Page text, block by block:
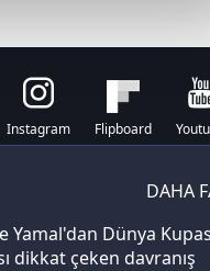
ve sizlere yönelik
detaylı bilgi için Ayarlar
ve sitemizde ilgili
Instagram Flipboard
DAHA
Yamal'dan Dünya
dikkat çeken davranış